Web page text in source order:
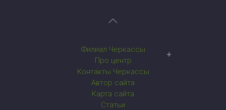
Филиал Черкассы
Наркологический центр в Черкассах
Про центр
Контакты Черкассы
Автор сайта
Карта сайта
Статьи